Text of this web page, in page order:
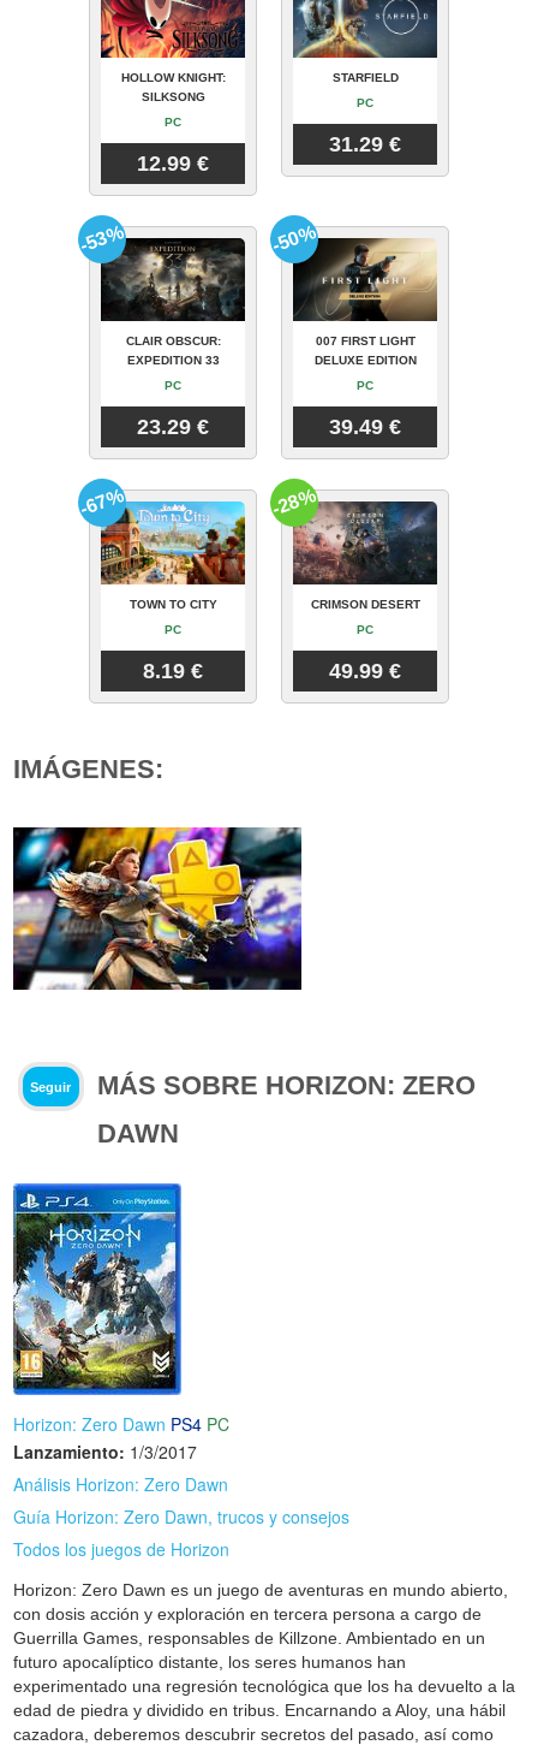
HOLLOW KNIGHT:
SILKSONG
PC
12.99 €
STARFIELD
PC
31.29 €
CLAIR OBSCUR:
EXPEDITION 33
PC
23.29 €
-53%
007 FIRST LIGHT
DELUXE EDITION
PC
39.49 €
-50%
TOWN TO CITY
PC
8.19 €
-67%
CRIMSON DESERT
PC
49.99 €
-28%
IMÁGENES:
Seguir
MÁS SOBRE HORIZON: ZERO
DAWN
Horizon: Zero Dawn PS4 PC
Lanzamiento: 1/3/2017
Análisis Horizon: Zero Dawn
Guía Horizon: Zero Dawn, trucos y consejos
Todos los juegos de Horizon
Horizon: Zero Dawn es un juego de aventuras en mundo abierto,
con dosis acción y exploración en tercera persona a cargo de
Guerrilla Games, responsables de Killzone. Ambientado en un
futuro apocalíptico distante, los seres humanos han
experimentado una regresión tecnológica que los ha devuelto a la
edad de piedra y dividido en tribus. Encarnando a Aloy, una hábil
cazadora, deberemos descubrir secretos del pasado, así como